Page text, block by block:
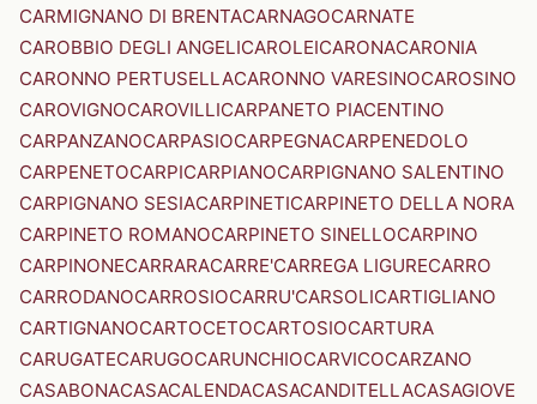
CARMIGNANO DI BRENTACARNAGOCARNATE
CAROBBIO DEGLI ANGELICAROLEICARONACARONIA
CARONNO PERTUSELLACARONNO VARESINOCAROSINO
CAROVIGNOCAROVILLICARPANETO PIACENTINO
CARPANZANOCARPASIOCARPEGNACARPENEDOLO
CARPENETOCARPICARPIANOCARPIGNANO SALENTINO
CARPIGNANO SESIACARPINETICARPINETO DELLA NORA
CARPINETO ROMANOCARPINETO SINELLOCARPINO
CARPINONECARRARACARRE'CARREGA LIGURECARRO
CARRODANOCARROSIOCARRU'CARSOLICARTIGLIANO
CARTIGNANOCARTOCETOCARTOSIOCARTURA
CARUGATECARUGOCARUNCHIOCARVICOCARZANO
CASABONACASACALENDACASACANDITELLACASAGIOVE